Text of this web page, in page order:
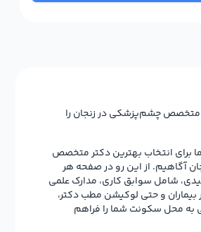
متخصص چشم‌پزشکی در زنجان را
برای انتخاب بهترین دکتر متخصص
آگاهیم. از این رو در صفحه هر
شامل سوابق کاری، مدارک علمی
بیماران و حتی لوکیشن مطب دکتر،
به محل سکونت شما را فراهم